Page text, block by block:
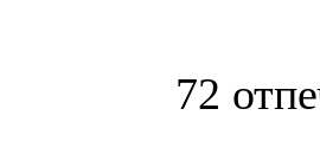
72